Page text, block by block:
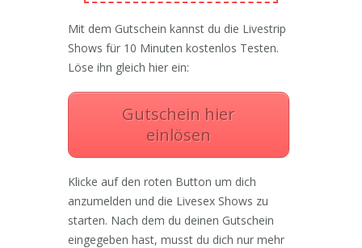
Mit dem Gutschein kannst du die Livestrip
Shows für 10 Minuten kostenlos Testen.
Löse ihn gleich hier ein:
Gutschein hier
einlösen
Klicke auf den roten Button um dich
anzumelden und die Livesex Shows zu
starten. Nach dem du deinen Gutschein
eingegeben hast, musst du dich nur mehr